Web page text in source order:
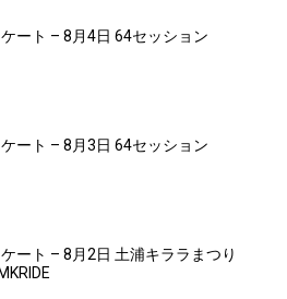
ート – 8月4日 64セッション
ート – 8月3日 64セッション
ート – 8月2日 土浦キララまつり